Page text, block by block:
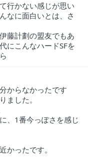
行かない感じが思い
なに面白いとは、さ
藤計劃の盟友でもあ
にこんなハードSFを
からなかったです
ました。
、1番今っぽさを感じ
かったです。